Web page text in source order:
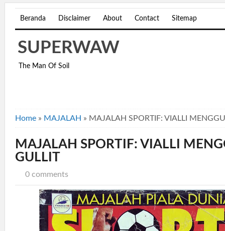
Beranda Disclaimer About Contact Sitemap
SUPERWAW
The Man Of Soil
Home » MAJALAH » MAJALAH SPORTIF: VIALLI
MAJALAH SPORTIF: VIALLI
GULLIT
0 comments